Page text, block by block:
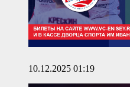
10.12.2025 01:19